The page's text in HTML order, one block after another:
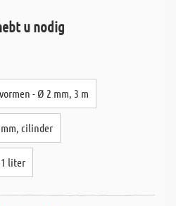
u nodig
- Ø 2 mm, 3 m
cilinder
1 liter